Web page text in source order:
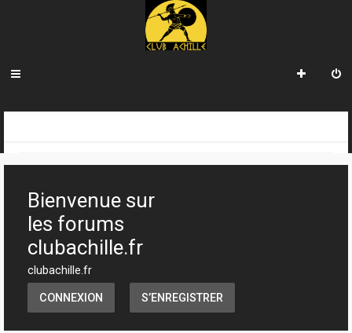
Bienvenue sur
les forums
clubachille.fr
clubachille.fr
CONNEXION S’ENREGISTRER